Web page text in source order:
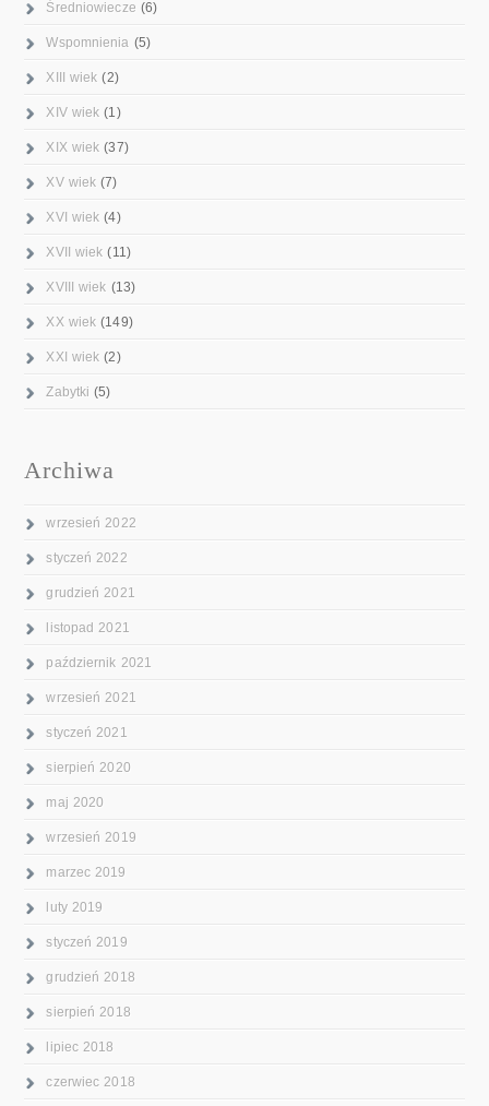
Średniowiecze (6)
Wspomnienia (5)
XIII wiek (2)
XIV wiek (1)
XIX wiek (37)
XV wiek (7)
XVI wiek (4)
XVII wiek (11)
XVIII wiek (13)
XX wiek (149)
XXI wiek (2)
Zabytki (5)
Archiwa
wrzesień 2022
styczeń 2022
grudzień 2021
listopad 2021
październik 2021
wrzesień 2021
styczeń 2021
sierpień 2020
maj 2020
wrzesień 2019
marzec 2019
luty 2019
styczeń 2019
grudzień 2018
sierpień 2018
lipiec 2018
czerwiec 2018